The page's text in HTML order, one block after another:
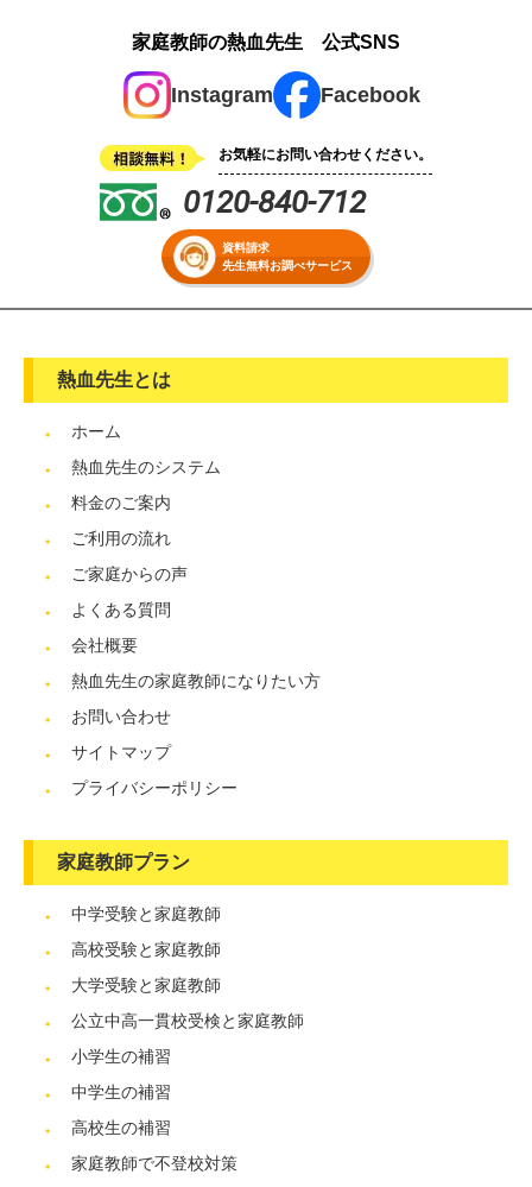
家庭教師の熱血先生 公式SNS
Instagram Facebook
お気軽にお問い合わせください。
0120-840-712
資料請求
先生無料お調べサービス
熱血先生とは
ホーム
熱血先生のシステム
料金のご案内
ご利用の流れ
ご家庭からの声
よくある質問
会社概要
熱血先生の家庭教師になりたい方
お問い合わせ
サイトマップ
プライバシーポリシー
家庭教師プラン
中学受験と家庭教師
高校受験と家庭教師
大学受験と家庭教師
公立中高一貫校受検と家庭教師
小学生の補習
中学生の補習
高校生の補習
家庭教師で不登校対策